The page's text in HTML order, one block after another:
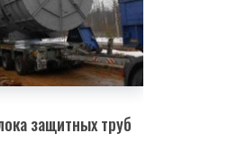
защитных труб